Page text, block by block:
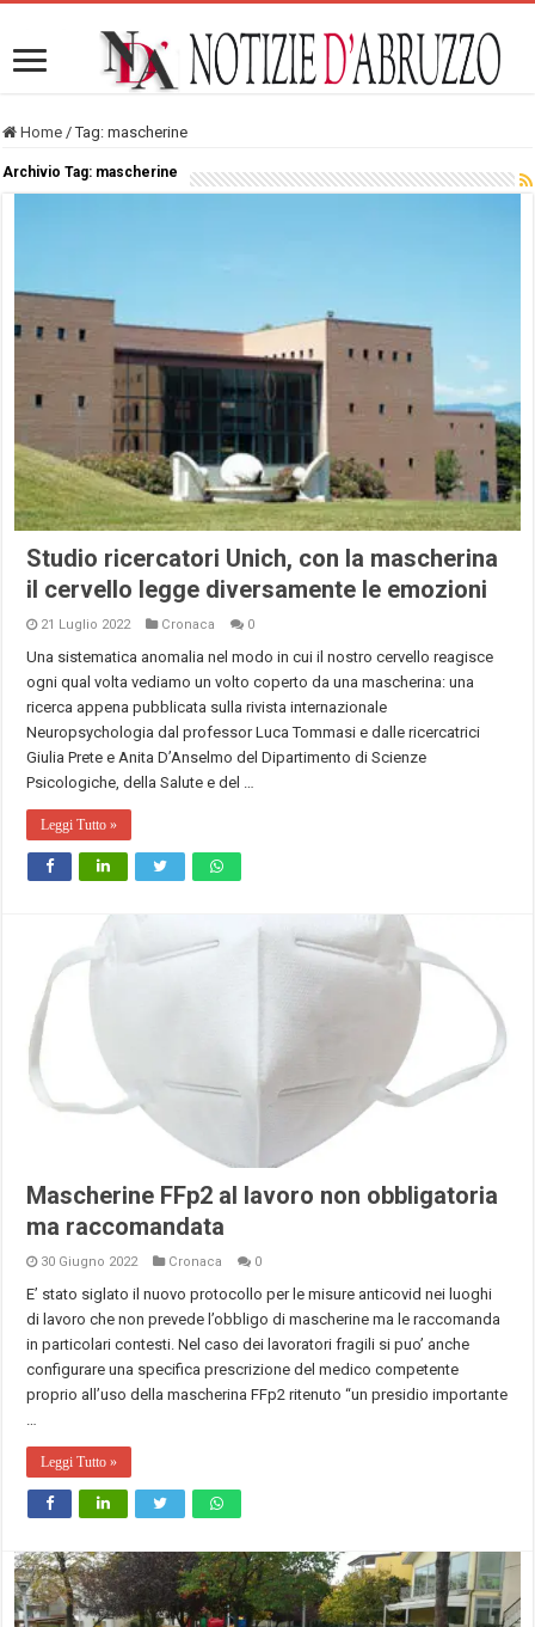
Home / Tag:mascherine
Archivio Tag: mascherine
Studio ricercatori Unich, con la mascherina
il cervello legge diversamente le emozioni
21 Luglio 2022 Cronaca 0
Una sistematica anomalia nel modo in cui il nostro cervello reagisce
ogni qual volta vediamo un volto coperto da una mascherina: una
ricerca appena pubblicata sulla rivista internazionale
Neuropsychologia dal professor Luca Tommasi e dalle ricercatrici
Giulia Prete e Anita D’Anselmo del Dipartimento di Scienze
Psicologiche, della Salute e del …
Leggi Tutto »
Mascherine FFp2 al lavoro non obbligatoria
ma raccomandata
30 Giugno 2022 Cronaca 0
E’ stato siglato il nuovo protocollo per le misure anticovid nei luoghi
di lavoro che non prevede l’obbligo di mascherine ma le raccomanda
in particolari contesti. Nel caso dei lavoratori fragili si puo’ anche
configurare una specifica prescrizione del medico competente
proprio all’uso della mascherina FFp2 ritenuto “un presidio importante
Leggi Tutto »